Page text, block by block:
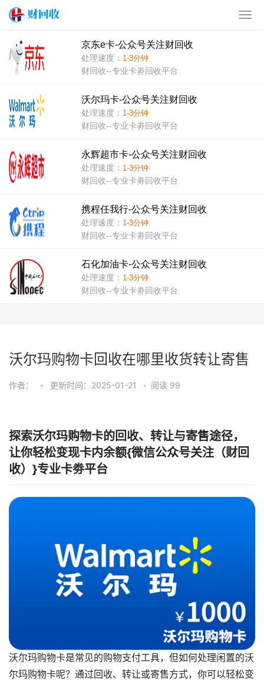
沃尔玛购物卡回收在哪里收货转让寄售
作者： • 更新时间：2025-01-21 • 阅读 99
探索沃尔玛购物卡的回收、转让与寄售途径，
让你轻松变现卡内余额{微信公众号关注（财回
收）}专业卡劵平台
沃尔玛购物卡是常见的购物支付工具，但如何处理闲置的沃
尔玛购物卡呢？通过回收、转让或寄售方式，你可以轻松变